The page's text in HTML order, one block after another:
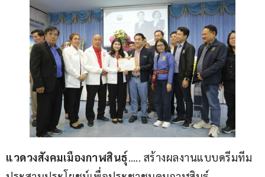
แวดวงสังคมเมืองกาฬสินธุ์….. สร้างผลงานแบบดรีมทีม